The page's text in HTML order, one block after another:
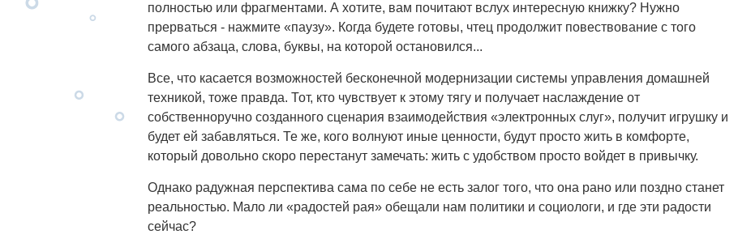
полностью или фрагментами. А хотите, вам почитают вслух интересную книжку? Нужно
прерваться - нажмите «паузу». Когда будете готовы, чтец продолжит повествование с того
самого абзаца, слова, буквы, на которой остановился...
Все, что касается возможностей бесконечной модернизации системы управления домашней
техникой, тоже правда. Тот, кто чувствует к этому тягу и получает наслаждение от
собственноручно созданного сценария взаимодействия «электронных слуг», получит игрушку и
будет ей забавляться. Те же, кого волнуют иные ценности, будут просто жить в комфорте,
который довольно скоро перестанут замечать: жить с удобством просто войдет в привычку.
Однако радужная перспектива сама по себе не есть залог того, что она рано или поздно станет
реальностью. Мало ли «радостей рая» обещали нам политики и социологи, и где эти радости
сейчас?